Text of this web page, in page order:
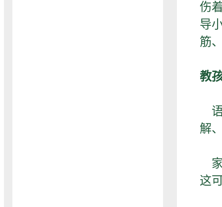
伤
导
筋
教
语
解
家
这